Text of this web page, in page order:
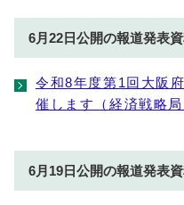
6月22日公開の報道発表
令和8年度第1回大阪
催します（経済戦略局
6月19日公開の報道発表